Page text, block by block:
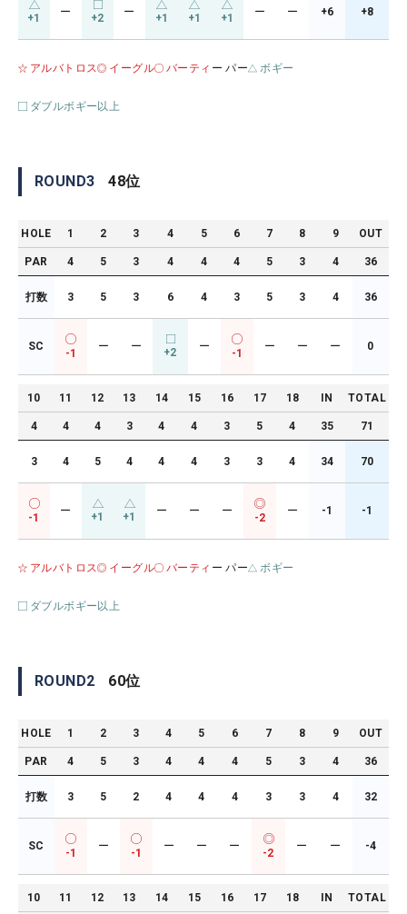
+1 ー +2 ー +1 +1 +1 ー ー +6 +8
アルバトロス イーグル バーティ ー パー ボギー
ダブルボギー以上
ROUND3 48位
HOLE 1 2 3 4 5 6 7 8 9 OUT
PAR 4 5 3 4 4 4 5 3 4 36
打数 3 5 3 6 4 3 5 3 4 36
SC
-1
ー ー +2 ー
-1
ー ー ー 0
10 11 12 13 14 15 16 17 18 IN TOTAL
4 4 4 3 4 4 3 5 4 35 71
3 4 5 4 4 4 3 3 4 34 70
-1
ー +1 +1 ー ー ー
-2
ー -1 -1
アルバトロス イーグル バーティ ー パー ボギー
ダブルボギー以上
ROUND2 60位
HOLE 1 2 3 4 5 6 7 8 9 OUT
PAR 4 5 3 4 4 4 5 3 4 36
打数 3 5 2 4 4 4 3 3 4 32
SC
-1
ー
-1
ー ー ー
-2
ー ー -4
10 11 12 13 14 15 16 17 18 IN TOTAL